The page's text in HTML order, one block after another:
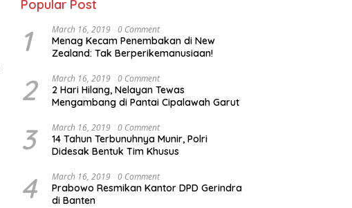
Popular Post
1 March 16, 2019 0 Comment
Menag Kecam Penembakan di New
Zealand: Tak Berperikemanusiaan!
2 March 16, 2019 0 Comment
2 Hari Hilang, Nelayan Tewas
Mengambang di Pantai Cipalawah Garut
3 March 16, 2019 0 Comment
14 Tahun Terbunuhnya Munir, Polri
Didesak Bentuk Tim Khusus
4 March 16, 2019 0 Comment
Prabowo Resmikan Kantor DPD Gerindra
di Banten